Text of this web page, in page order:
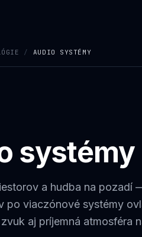
/ AUDIO SYSTÉMY
systémy
a hudba na pozadí
po viaczónové systémy
aj príjemná atmosféra